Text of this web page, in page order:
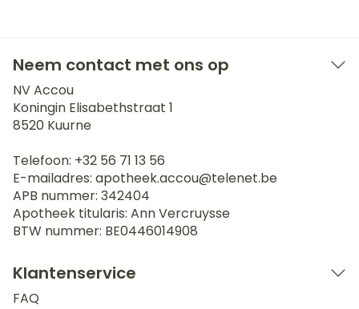
Neem contact met ons op
NV Accou
Koningin Elisabethstraat 1
8520 Kuurne
Telefoon: +32 56 71 13 56
E-mailadres: apotheek.accou@telenet.be
APB nummer: 342404
Apotheek titularis: Ann Vercruysse
BTW nummer: BE0446014908
Klantenservice
FAQ